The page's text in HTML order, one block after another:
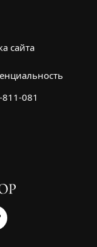
сайта
081